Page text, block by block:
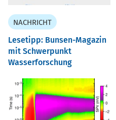
NACHRICHT
Lesetipp: Bunsen-Magazin
mit Schwerpunkt
Wasserforschung